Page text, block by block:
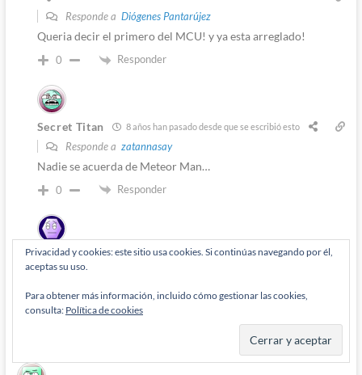
Responde a Diógenes Pantarújez
Queria decir el primero del MCU! y ya esta arreglado!
0 Responder
Secret Titan 8 años han pasado desde que se escribió esto
Responde a zatannasay
Nadie se acuerda de Meteor Man…
0 Responder
Save 8 años han pasado desde que se escribió esto
El principal problema de Steel es que el villano de Shaq
siempre debería ser Coach Pop y los tiros libres.
Privacidad y cookies: este sitio usa cookies. Si continúas navegando por él,
aceptas su uso.
Para obtener más información, incluido cómo gestionar las cookies,
consulta: Política de cookies